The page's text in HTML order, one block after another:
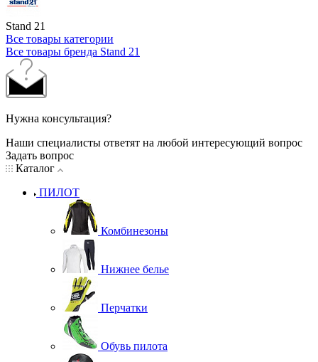
Stand 21
Все товары категории
Все товары бренда Stand 21
Нужна консультация?
Наши специалисты ответят на любой интересующий вопрос
Задать вопрос
Каталог
ПИЛОТ
Комбинезоны
Нижнее белье
Перчатки
Обувь пилота